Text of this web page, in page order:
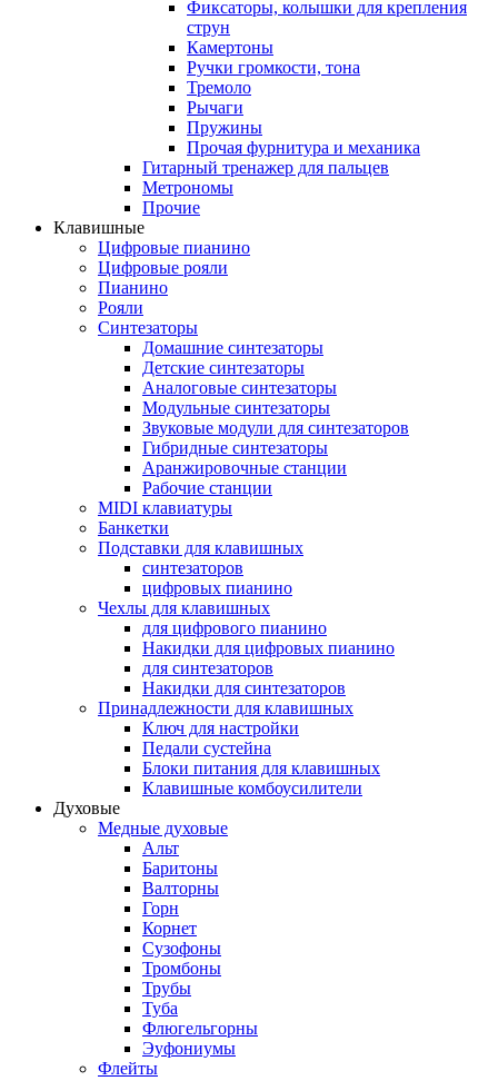
Фиксаторы, колышки для крепления
струн
Камертоны
Ручки громкости, тона
Тремоло
Рычаги
Пружины
Прочая фурнитура и механика
Гитарный тренажер для пальцев
Метрономы
Прочие
Клавишные
Цифровые пианино
Цифровые рояли
Пианино
Рояли
Синтезаторы
Домашние синтезаторы
Детские синтезаторы
Аналоговые синтезаторы
Модульные синтезаторы
Звуковые модули для синтезаторов
Гибридные синтезаторы
Аранжировочные станции
Рабочие станции
MIDI клавиатуры
Банкетки
Подставки для клавишных
синтезаторов
цифровых пианино
Чехлы для клавишных
для цифрового пианино
Накидки для цифровых пианино
для синтезаторов
Накидки для синтезаторов
Принадлежности для клавишных
Ключ для настройки
Педали сустейна
Блоки питания для клавишных
Клавишные комбоусилители
Духовые
Медные духовые
Альт
Баритоны
Валторны
Горн
Корнет
Сузофоны
Тромбоны
Трубы
Туба
Флюгельгорны
Эуфониумы
Флейты